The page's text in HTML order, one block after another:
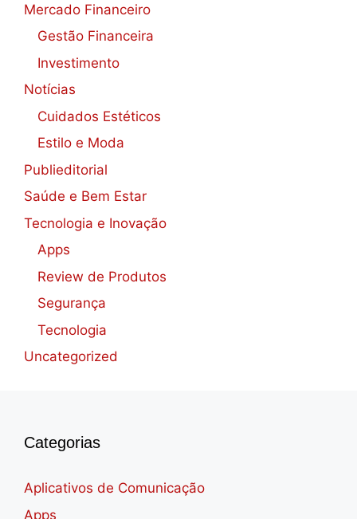
Mercado Financeiro
Gestão Financeira
Investimento
Notícias
Cuidados Estéticos
Estilo e Moda
Publieditorial
Saúde e Bem Estar
Tecnologia e Inovação
Apps
Review de Produtos
Segurança
Tecnologia
Uncategorized
Categorias
Aplicativos de Comunicação
Apps